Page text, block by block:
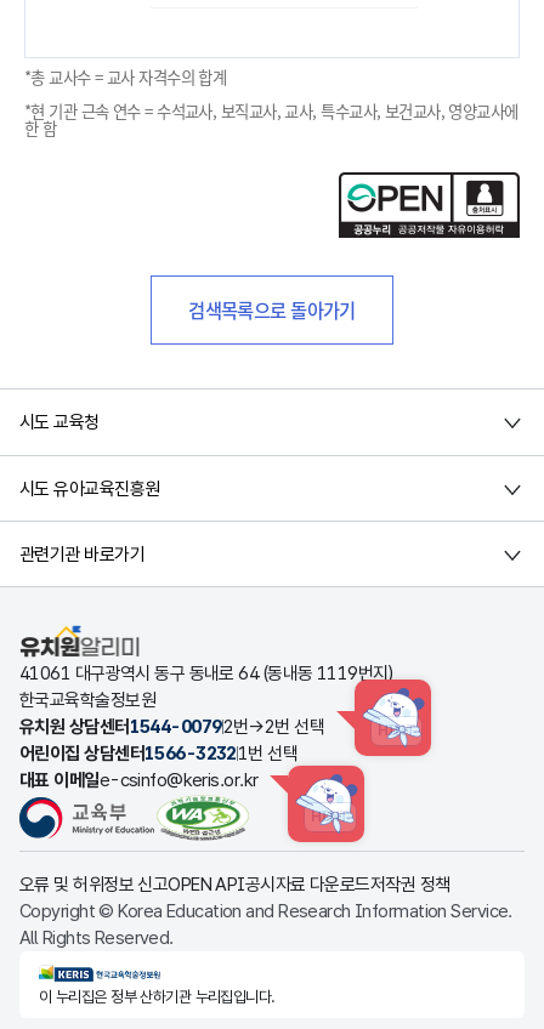
*총 교사수 = 교사 자격수의 합계
*현 기관 근속 연수 = 수석교사, 보직교사, 교사, 특수교사, 보건교사, 영양교사에
한 함
검색목록으로 돌아가기
시도 교육청
시도 유아교육진흥원
관련기관 바로가기
유치원알리미
41061 대구광역시 동구 동내로 64 (동내동 1119번지)
한국교육학술정보원
유치원 상담센터 1544-00792번→2번 선택 HINT
어린이집 상담센터1566-32321번 선택
대표 이메일e-csinfo@keris.or.kr
HINT
오류 및 허위정보 신고OPEN API공시자료 다운로드저작권 정책
Copyright © Korea Education and Research Information Service.
All Rights Reserved.
KERIS한국교육학술정보원
이 누리집은 정부 산하기관 누리집입니다.